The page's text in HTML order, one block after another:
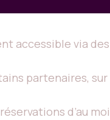
accessible via
partenaires, sur
d’au